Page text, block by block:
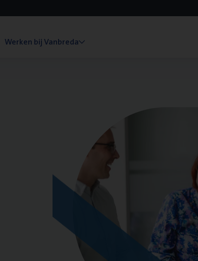
Werken bij Vanbreda